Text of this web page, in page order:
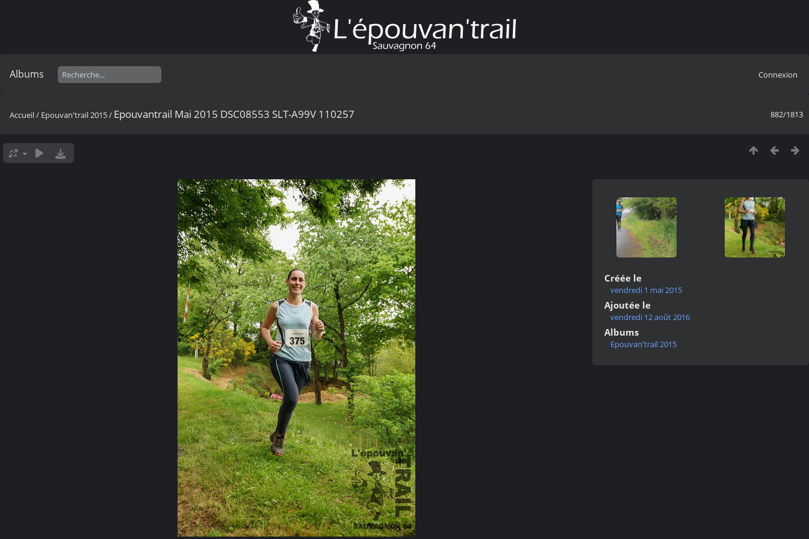
Albums Connexion
882/1813
Accueil/ Epouvan'trail 2015/ Epouvantrail Mai 2015 DSC08553 SLT-A99V 110257
Créée le
vendredi 1 mai 2015
Ajoutée le
vendredi 12 août 2016
Albums
Epouvan'trail 2015